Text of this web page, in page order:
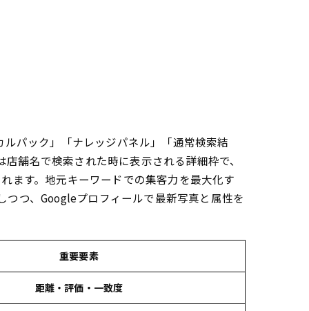
決！パック」「ナレッジパネル」「通常検索結
舗名で検索された時に表示される詳細枠で、
ます。地元キーワードでの集客力を最大化す
つ、Googleプロフィールで最新写真と属性を
重要要素
距離・評価・一致度